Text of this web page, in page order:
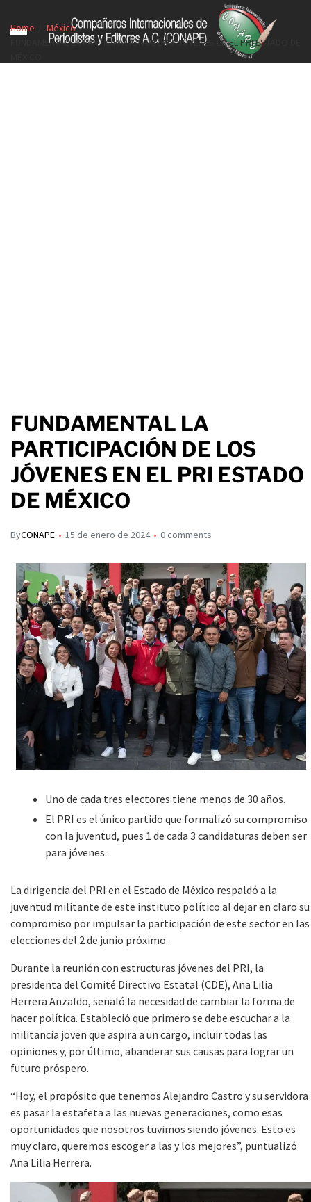
Home
México
FUNDAMENTAL LA PARTICIPACIÓN DE LOS JÓVENES EN EL PRI ESTADO DE
FUNDAMENTAL LA
PARTICIPACIÓN DE LOS
JÓVENES EN EL PRI ESTADO
DE MÉXICO
ByCONAPE 15 de enero de 2024 0 comments
Uno de cada tres electores tiene menos de 30 años.
El PRI es el único partido que formalizó su compromiso
con la juventud, pues 1 de cada 3 candidaturas deben ser
para jóvenes.
La dirigencia del PRI en el Estado de México respaldó a la
juventud militante de este instituto político al dejar en claro su
compromiso por impulsar la participación de este sector en las
elecciones del 2 de junio próximo.
Durante la reunión con estructuras jóvenes del PRI, la
presidenta del Comité Directivo Estatal (CDE), Ana Lilia
Herrera Anzaldo, señaló la necesidad de cambiar la forma de
hacer política. Estableció que primero se debe escuchar a la
militancia joven que aspira a un cargo, incluir todas las
opiniones y, por último, abanderar sus causas para lograr un
futuro próspero.
“Hoy, el propósito que tenemos Alejandro Castro y su servidora
es pasar la estafeta a las nuevas generaciones, como esas
oportunidades que nosotros tuvimos siendo jóvenes. Esto es
muy claro, queremos escoger a las y los mejores”, puntualizó
Ana Lilia Herrera.